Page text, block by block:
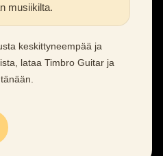
musiikilta.
keskittyneempää ja
lataa Timbro Guitar ja